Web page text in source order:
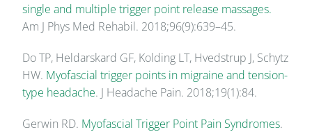
single and multiple trigger point release massages.
Am J Phys Med Rehabil. 2018;96(9):639–45.
Do TP, Heldarskard GF, Kolding LT, Hvedstrup J, Schytz
HW. Myofascial trigger points in migraine and tension-
type headache. J Headache Pain. 2018;19(1):84.
Gerwin RD. Myofascial Trigger Point Pain Syndromes.